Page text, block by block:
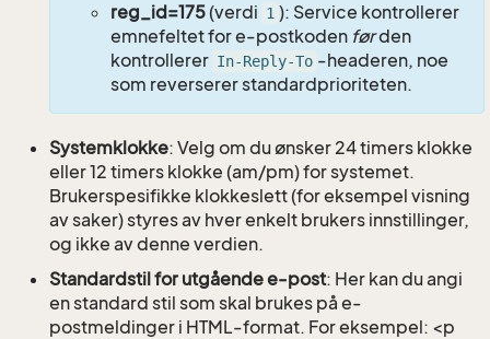
reg_id=175(verdi 1 ): Service kontrollerer
emnefeltet for e-postkoden førden
kontrollerer In-Reply-To -headeren, noe
som reverserer standardprioriteten.
Systemklokke: Velg om du ønsker 24 timers klokke
eller 12 timers klokke (am/pm) for systemet.
Brukerspesifikke klokkeslett (for eksempel visning
av saker) styres av hver enkelt brukers innstillinger,
og ikke av denne verdien.
Standardstil for utgående e-post: Her kan du angi
en standard stil som skal brukes på e-
postmeldinger i HTML-format. For eksempel: <p